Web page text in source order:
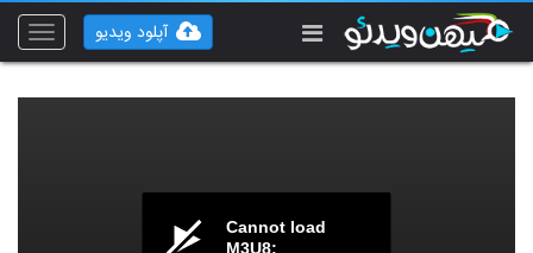
Toggle
آپلود ویدیو
Cannot load
M3U8: